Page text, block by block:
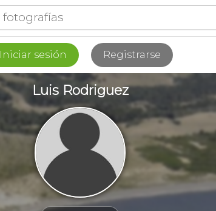
Iniciar sesión Registrarse
Luis Rodriguez